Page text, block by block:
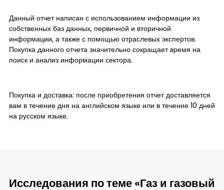
Данный отчет написан с использованием информации из
собственных баз данных, первичной и вторичной
информации, а также с помощью отраслевых экспертов.
Покупка данного отчета значительно сокращает время на
поиск и анализ информации сектора.
Покупка и доставка: после приобретения отчет доставляется
вам в течение дня на английском языке или в течение 10 дней
на русском языке.
Исследования по теме «Газ и газовый